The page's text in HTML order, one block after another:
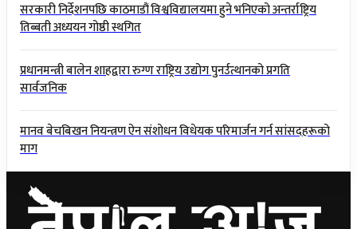
सरकारी निर्देशनपछि काठमाडौं विश्वविद्यालयमा हुने भनिएको अन्तर्राष्ट्रिय
तिब्बती अध्ययन गोष्ठी स्थगित
प्रधानमन्त्री बालेन शाहद्वारा रुग्ण राष्ट्रिय उद्योग पुनर्उत्थानको प्रगति
सार्वजनिक
मानव बेचबिखन नियन्त्रण ऐन संशोधन विधेयक परिमार्जन गर्न सांसदहरूको
माग